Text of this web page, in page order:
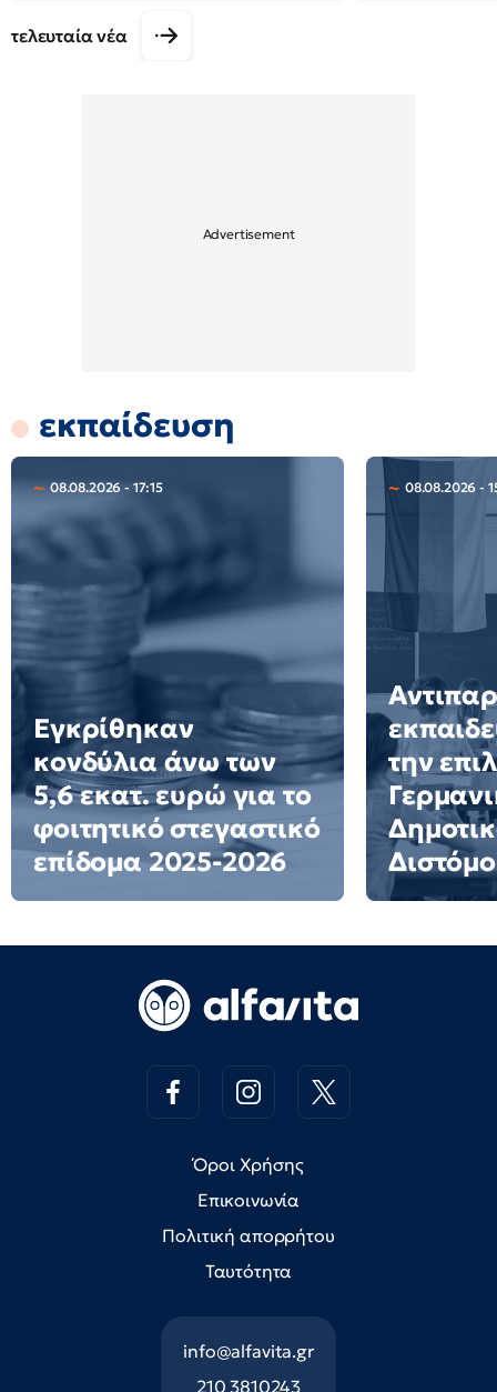
τελευταία νέα
εκπαίδευση
08.08.2026 - 17:15
Εγκρίθηκαν
κονδύλια άνω των
5,6 εκατ. ευρώ για το
φοιτητικό στεγαστικό
επίδομα 2025-2026
08.08.2026 -
την
Όροι Χρήσης
Επικοινωνία
Πολιτική απορρήτου
Ταυτότητα
info@alfavita.gr
210 3810243